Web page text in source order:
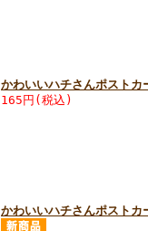
かわいいハチさんポスト
165円(税込)
かわいいハチさんポスト